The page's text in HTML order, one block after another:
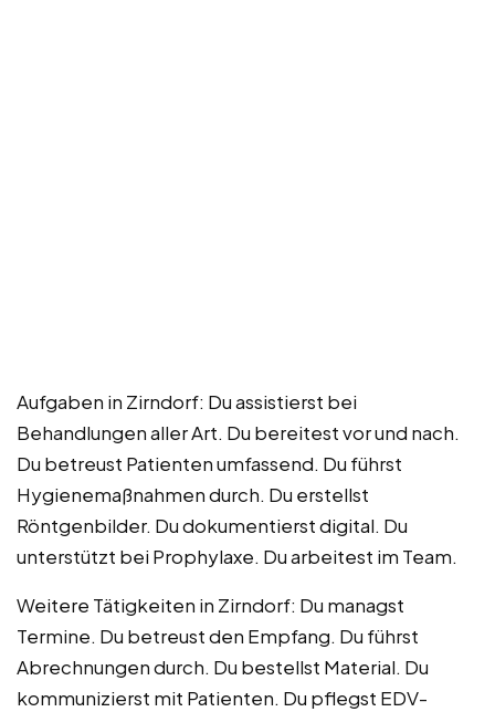
Aufgaben in Zirndorf: Du assistierst bei
Behandlungen aller Art. Du bereitest vor und nach.
Du betreust Patienten umfassend. Du führst
Hygienemaßnahmen durch. Du erstellst
Röntgenbilder. Du dokumentierst digital. Du
unterstützt bei Prophylaxe. Du arbeitest im Team.
Weitere Tätigkeiten in Zirndorf: Du managst
Termine. Du betreust den Empfang. Du führst
Abrechnungen durch. Du bestellst Material. Du
kommunizierst mit Patienten. Du pflegst EDV-